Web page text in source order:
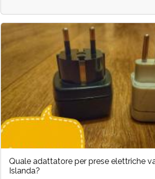
Quale adattatore per prese elettriche
Islanda?